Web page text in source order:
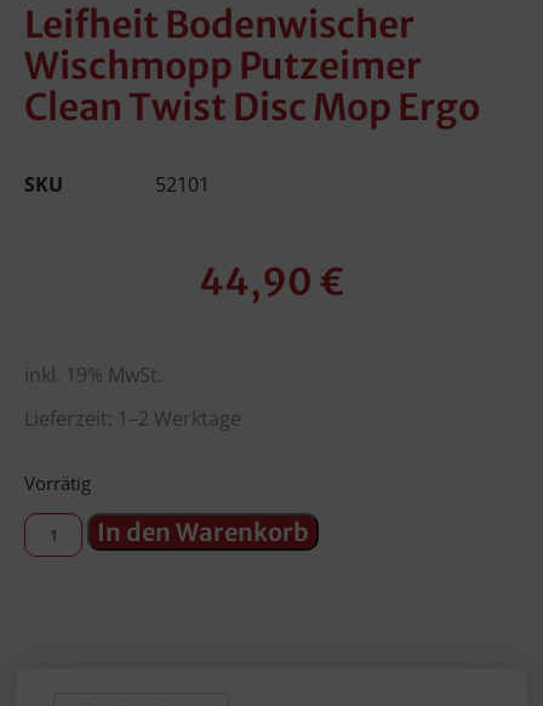
Leifheit Bodenwischer
Wischmopp Putzeimer
Clean Twist Disc Mop Ergo
SKU 52101
44,90 €
inkl. 19% MwSt.
Lieferzeit: 1–2 Werktage
Vorrätig
In den Warenkorb